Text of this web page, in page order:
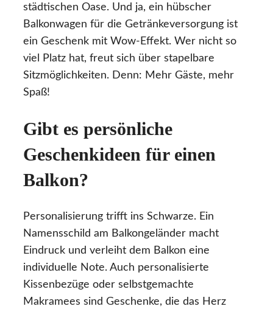
städtischen Oase. Und ja, ein hübscher
Balkonwagen für die Getränkeversorgung ist
ein Geschenk mit Wow-Effekt. Wer nicht so
viel Platz hat, freut sich über stapelbare
Sitzmöglichkeiten. Denn: Mehr Gäste, mehr
Spaß!
Gibt es persönliche
Geschenkideen für einen
Balkon?
Personalisierung trifft ins Schwarze. Ein
Namensschild am Balkongeländer macht
Eindruck und verleiht dem Balkon eine
individuelle Note. Auch personalisierte
Kissenbezüge oder selbstgemachte
Makramees sind Geschenke, die das Herz